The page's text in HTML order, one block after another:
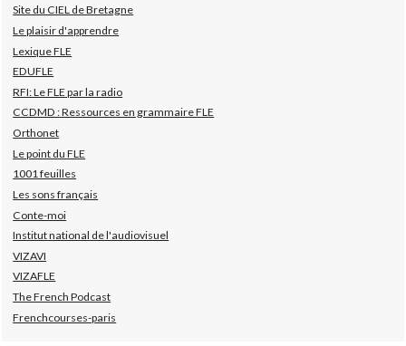
Site du CIEL de Bretagne
Le plaisir d'apprendre
Lexique FLE
EDUFLE
RFI: Le FLE par la radio
CCDMD : Ressources en grammaire FLE
Orthonet
Le point du FLE
1001 feuilles
Les sons français
Conte-moi
Institut national de l'audiovisuel
VIZAVI
VIZAFLE
The French Podcast
Frenchcourses-paris